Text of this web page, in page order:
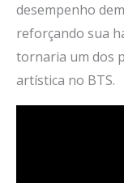
desempenho
reforçando sua
tornaria um dos
artística no BTS.